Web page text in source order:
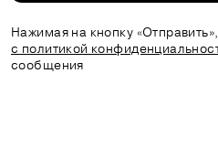
Нажимая на кнопку
с политикой
сообщения